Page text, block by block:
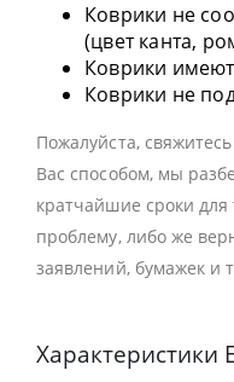
Коврики не
(цвет канта,
Коврики
Коврики не
Пожалуйста,
Вас способом, мы
кратчайшие сроки
проблему, либо же
заявлений, бумажек и
Характеристики